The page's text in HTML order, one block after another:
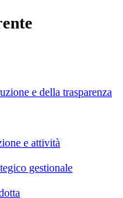
e della trasparenza
e attività
gestionale